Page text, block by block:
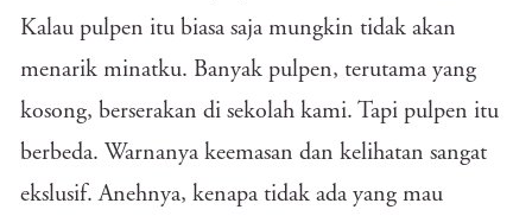
Kalau pulpen itu biasa saja mungkin tidak akan
menarik minatku. Banyak pulpen, terutama yang
kosong, berserakan di sekolah kami. Tapi pulpen itu
berbeda. Warnanya keemasan dan kelihatan sangat
ekslusif. Anehnya, kenapa tidak ada yang mau